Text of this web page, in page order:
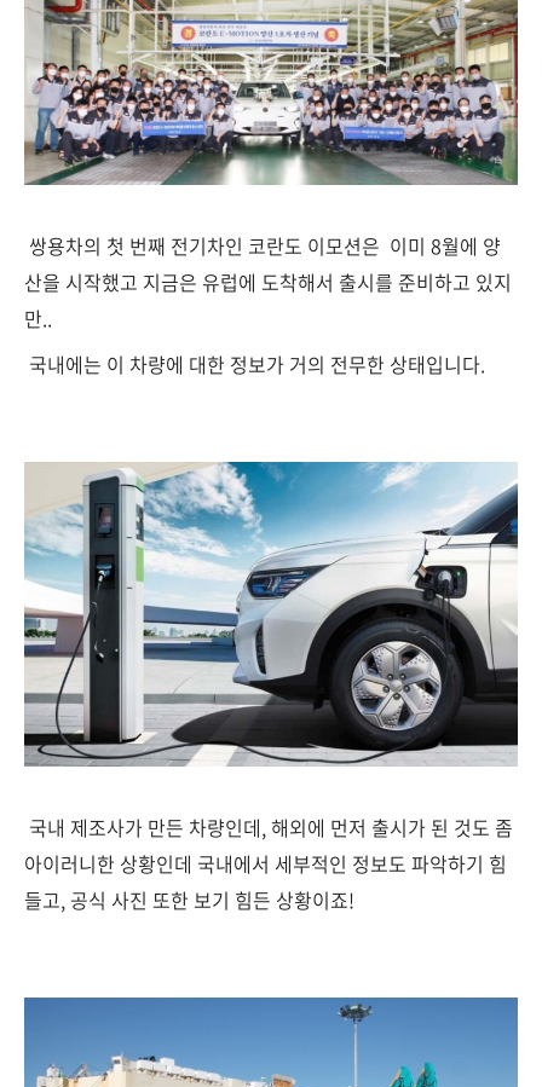
쌍용차의 첫 번째 전기차인 코란도 이모션은 이미 8월에 양
산을 시작했고 지금은 유럽에 도착해서 출시를 준비하고 있지
만..
국내에는 이 차량에 대한 정보가 거의 전무한 상태입니다.
국내 제조사가 만든 차량인데, 해외에 먼저 출시가 된 것도 좀
아이러니한 상황인데 국내에서 세부적인 정보도 파악하기 힘
들고, 공식 사진 또한 보기 힘든 상황이죠!